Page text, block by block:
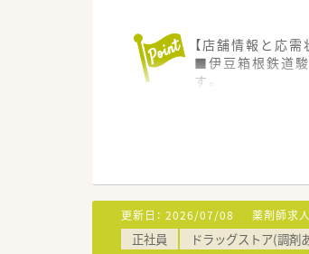
【店舗情報と応需
■伊豆箱根鉄道
す。
■体制面では常
■1996年の創業
■保険薬局事業だ
す。
■「人と共に生き
更新日： 2026/07/08 薬剤師求人
正社員 ドラッグストア(調剤